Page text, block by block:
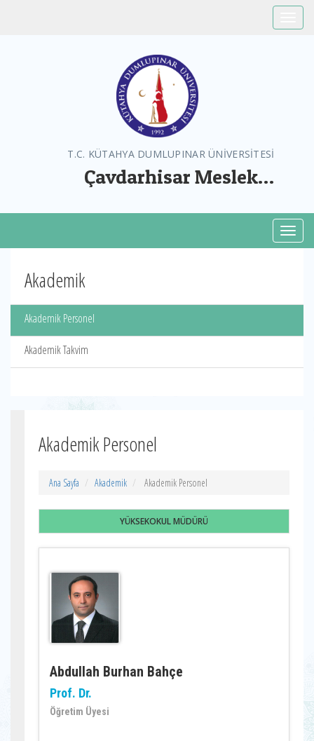
T.C. KÜTAHYA DUMLUPINAR ÜNİVERSİTESİ
Çavdarhisar Meslek
Akademik
Akademik Personel
Akademik Takvim
Akademik Personel
Ana Sayfa Akademik Akademik Personel
YÜKSEKOKUL MÜDÜRÜ
Abdullah Burhan Bahçe
Prof. Dr.
Öğretim Üyesi